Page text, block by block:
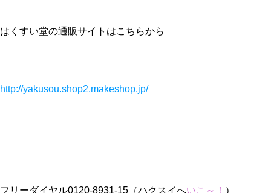
はくすい堂の通販サイトはこちらから
http://yakusou.shop2.makeshop.jp/
フリーダイヤル0120-8931-15（ハクスイへいこ～！ ）